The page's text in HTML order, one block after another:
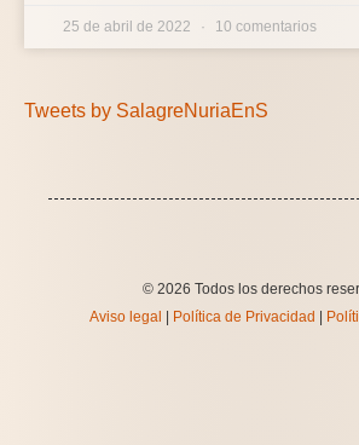
25 de abril de 2022 10 comentarios
Tweets by SalagreNuriaEnS
© 2026 Todos los derechos
Aviso legal
Política de Privacidad